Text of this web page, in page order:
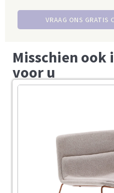
VRAAG ONS GRATIS
Misschien ook
voor u